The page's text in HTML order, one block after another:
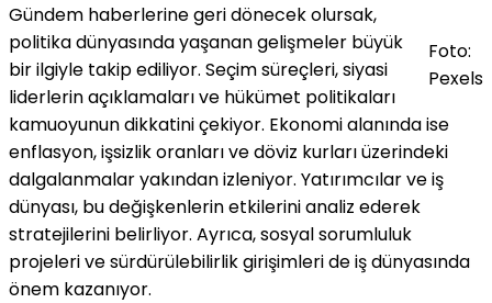
Foto:
Pexels
Gündem haberlerine geri dönecek olursak,
politika dünyasında yaşanan gelişmeler büyük
bir ilgiyle takip ediliyor. Seçim süreçleri, siyasi
liderlerin açıklamaları ve hükümet politikaları
kamuoyunun dikkatini çekiyor. Ekonomi alanında ise
enflasyon, işsizlik oranları ve döviz kurları üzerindeki
dalgalanmalar yakından izleniyor. Yatırımcılar ve iş
dünyası, bu değişkenlerin etkilerini analiz ederek
stratejilerini belirliyor. Ayrıca, sosyal sorumluluk
projeleri ve sürdürülebilirlik girişimleri de iş dünyasında
önem kazanıyor.